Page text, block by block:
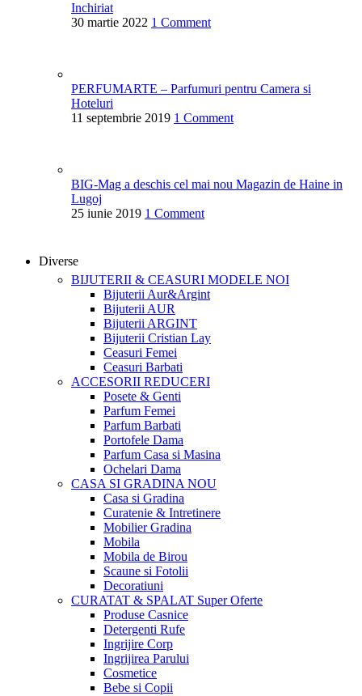
Inchiriat
30 martie 2022 1 Comment
PERFUMARTE – Parfumuri pentru Camera si
Hoteluri
11 septembrie 2019 1 Comment
BIG-Mag a deschis cel mai nou Magazin de Haine in
Lugoj
25 iunie 2019 1 Comment
Diverse
BIJUTERII & CEASURI MODELE NOI
Bijuterii Aur&Argint
Bijuterii AUR
Bijuterii ARGINT
Bijuterii Cristian Lay
Ceasuri Femei
Ceasuri Barbati
ACCESORII REDUCERI
Posete & Genti
Parfum Femei
Parfum Barbati
Portofele Dama
Parfum Casa si Masina
Ochelari Dama
CASA SI GRADINANOU
Casa si Gradina
Curatenie & Intretinere
Mobilier Gradina
Mobila
Mobila de Birou
Scaune si Fotolii
Decoratiuni
CURATAT & SPALAT Super Oferte
Produse Casnice
Detergenti Rufe
Ingrijire Corp
Ingrijirea Parului
Cosmetice
Bebe si Copii